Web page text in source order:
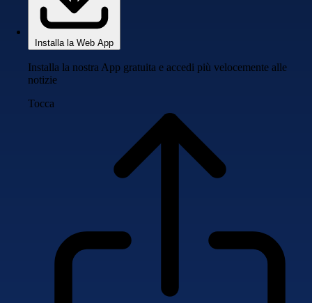
Installa la Web App
Installa la nostra App gratuita e accedi più velocemente alle
notizie
Tocca